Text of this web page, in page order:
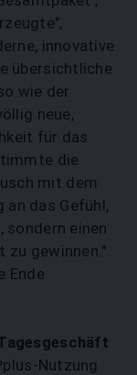
innovative
übersichtliche
wie der
neue,
für das
die
mit dem
das Gefühl,
sondern einen
zu gewinnen."
Ende
Nutzung